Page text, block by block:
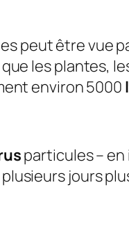
peut être vue
les plantes,
environ 5000
particules –
jours